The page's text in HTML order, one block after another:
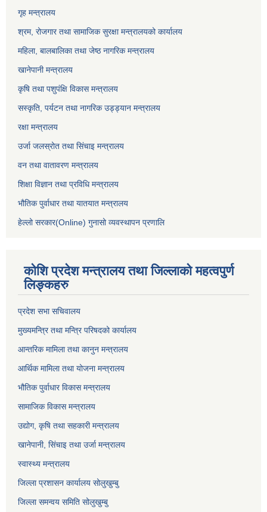
गृह मन्त्रालय
श्रम, रोजगार तथा सामाजिक सुरक्षा मन्त्रालयको कार्यालय
महिला, बालबालिका तथा जेष्ठ नागरिक मन्त्रालय
खानेपानी मन्त्रालय
कृषि तथा पशुपंक्षि विकास मन्त्रालय
सस्कृति, पर्यटन तथा नागरिक उड्ड्यान मन्त्रालय
रक्षा मन्त्रालय
उर्जा जलस्रोत तथा सिंचाइ मन्‍त्रालय
वन तथा वातावरण मन्त्रालय
शिक्षा विज्ञान तथा प्रविधि मन्त्रालय
भौतिक पुर्वाधार तथा यातयात मन्त्रालय
हेल्लो सरकार(Online) गुनासो व्यवस्थापन प्रणालि
कोशि प्रदेश मन्त्रालय तथा जिल्लाको महत्वपुर्ण
लिङ्कहरु
प्रदेश सभा सचिवालय
मुख्यमन्त्रि तथा मन्त्रि परिषदको कार्यालय
आन्तरिक मामिला तथा कानुन मन्त्रालय
आर्थिक मामिला तथा योजना मन्त्रालय
भौतिक पुर्वाधार विकास मन्त्रालय
सामाजिक विकास मन्त्रालय
उद्योग, कृषि तथा सहकारी मन्त्रालय
खानेपानी, सिंचाइ तथा उर्जा मन्त्रालय
स्वास्थ्य मन्त्रालय
जिल्ला प्रशासन कार्यालय सोलुखुम्बु
जिल्ला समन्वय समिति सोलुखुम्बु